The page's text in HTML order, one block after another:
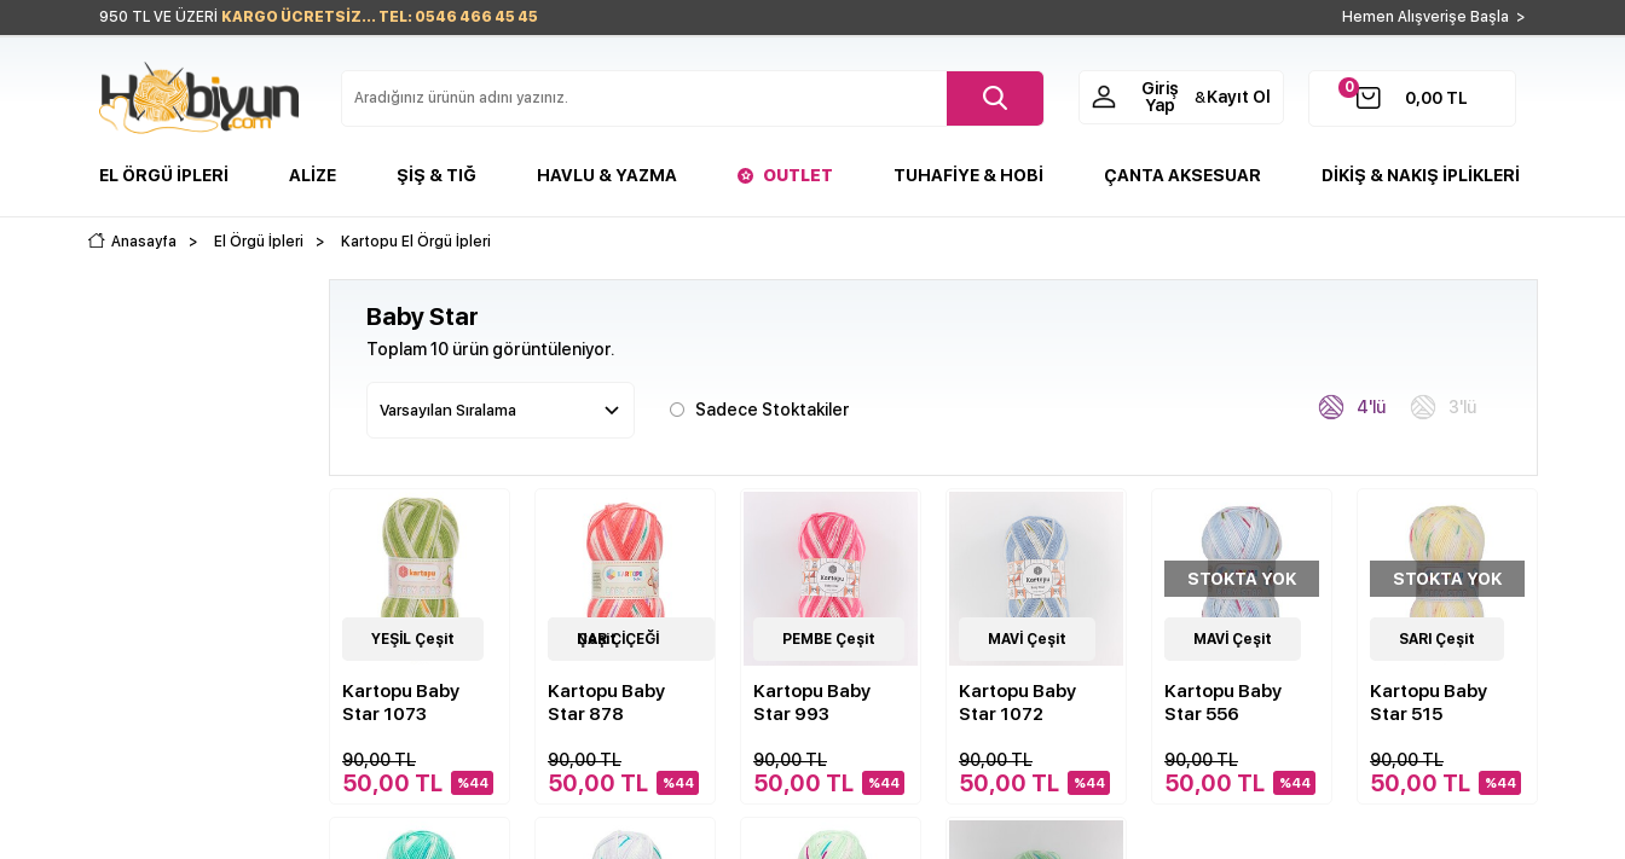
950 TL VE ÜZERİ KARGO ÜCRETSİZ... TEL: 0546 466 45 45 Hemen Alışverişe Başla >
0
0,00 TL
Giriş
Yap
& Kayıt Ol
EL ÖRGÜ İPLERI ALIZE ŞIŞ & TIĞ HAVLU & YAZMA OUTLET TUHAFIYE & HOBI ÇANTA AKSESUAR DİKİŞ & NAKIŞ İPLİKLERİ
Anasayfa > El Örgü İpleri > Kartopu El Örgü İpleri
Baby Star
Toplam 10 ürün görüntüleniyor.
Sadece Stoktakiler 4'lü 3'lü
7Çeşit
YEŞİL Çeşit
Kartopu Baby
Star 1073
90,00 TL
50,00 TL %44
7Çeşit
NAR ÇİÇEĞİ Çeşit
Kartopu Baby
Star 878
90,00 TL
50,00 TL %44
9Çeşit
PEMBE Çeşit
Kartopu Baby
Star 993
90,00 TL
50,00 TL %44
1Çeşit
MAVİ Çeşit
Kartopu Baby
Star 1072
90,00 TL
50,00 TL %44
7Çeşit
STOKTA YOK
MAVİ Çeşit
Kartopu Baby
Star 556
90,00 TL
50,00 TL %44
7Çeşit
STOKTA YOK
SARI Çeşit
Kartopu Baby
Star 515
90,00 TL
50,00 TL %44